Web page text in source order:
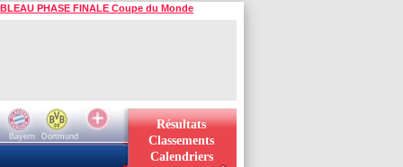
PHASE FINALE Coupe du Monde
Bayern
Dortmund
Résultats
Classements
Calendriers